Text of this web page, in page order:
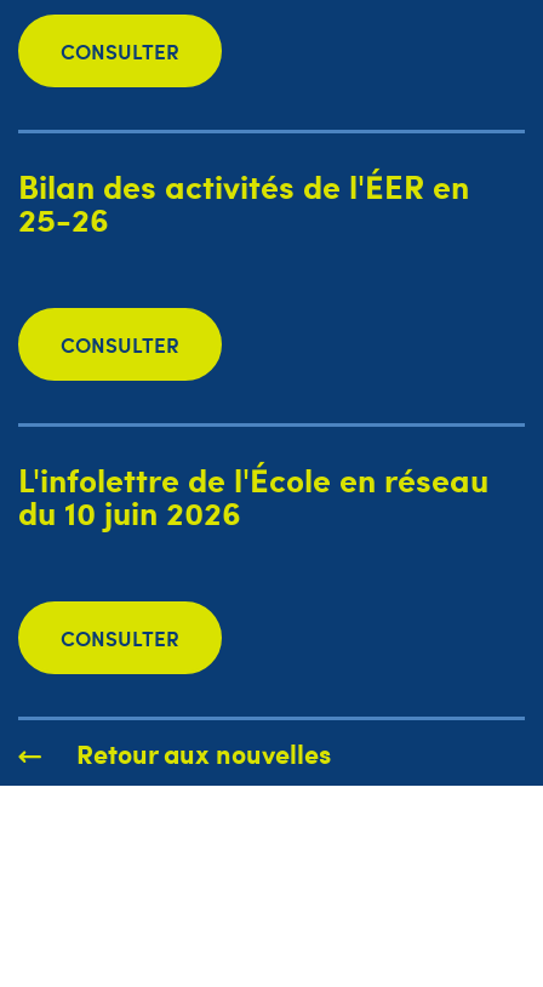
CONSULTER
Bilan des activités de l'ÉER en
25-26
CONSULTER
L'infolettre de l'École en réseau
du 10 juin 2026
CONSULTER
Retour aux nouvelles